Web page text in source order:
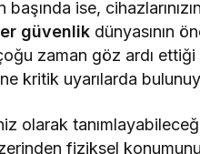
başında ise,
güvenlik dünyasının
çoğu zaman göz ardı
kritik uyarılarda
olarak
fiziksel